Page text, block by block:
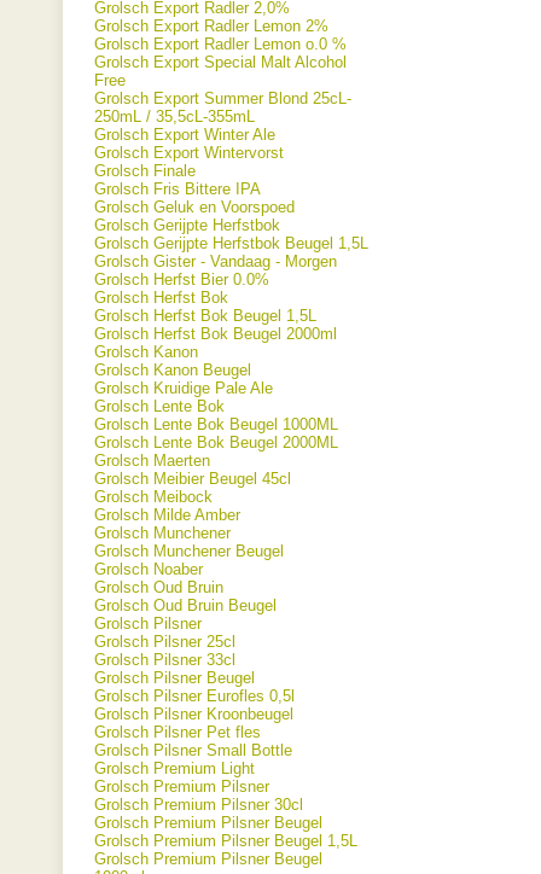
Grolsch Export Radler 2,0%
Grolsch Export Radler Lemon 2%
Grolsch Export Radler Lemon o.0 %
Grolsch Export Special Malt Alcohol
Free
Grolsch Export Summer Blond 25cL-
250mL / 35,5cL-355mL
Grolsch Export Winter Ale
Grolsch Export Wintervorst
Grolsch Finale
Grolsch Fris Bittere IPA
Grolsch Geluk en Voorspoed
Grolsch Gerijpte Herfstbok
Grolsch Gerijpte Herfstbok Beugel 1,5L
Grolsch Gister - Vandaag - Morgen
Grolsch Herfst Bier 0.0%
Grolsch Herfst Bok
Grolsch Herfst Bok Beugel 1,5L
Grolsch Herfst Bok Beugel 2000ml
Grolsch Kanon
Grolsch Kanon Beugel
Grolsch Kruidige Pale Ale
Grolsch Lente Bok
Grolsch Lente Bok Beugel 1000ML
Grolsch Lente Bok Beugel 2000ML
Grolsch Maerten
Grolsch Meibier Beugel 45cl
Grolsch Meibock
Grolsch Milde Amber
Grolsch Munchener
Grolsch Munchener Beugel
Grolsch Noaber
Grolsch Oud Bruin
Grolsch Oud Bruin Beugel
Grolsch Pilsner
Grolsch Pilsner 25cl
Grolsch Pilsner 33cl
Grolsch Pilsner Beugel
Grolsch Pilsner Eurofles 0,5l
Grolsch Pilsner Kroonbeugel
Grolsch Pilsner Pet fles
Grolsch Pilsner Small Bottle
Grolsch Premium Light
Grolsch Premium Pilsner
Grolsch Premium Pilsner 30cl
Grolsch Premium Pilsner Beugel
Grolsch Premium Pilsner Beugel 1,5L
Grolsch Premium Pilsner Beugel